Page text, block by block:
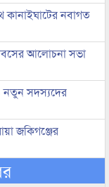
নবাগত
আলোচনা সভা
নতুন সদস্যদের
জকিগঞ্জের